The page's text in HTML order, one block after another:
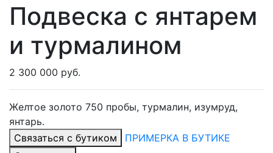
Подвеска с янтарем
и турмалином
2 300 000 руб.
Желтое золото 750 пробы, турмалин, изумруд,
янтарь.
Связаться с бутиком
ПРИМЕРКА В БУТИКЕ